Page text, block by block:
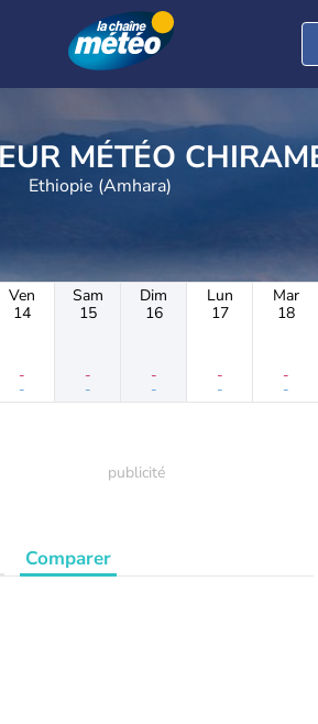
COMPARATEUR MÉTÉO
Ethiopie (Amhara)
Ven
14
-
-
Sam
15
-
-
Dim
16
-
-
Lun
17
-
-
Mar
18
-
-
Comparer